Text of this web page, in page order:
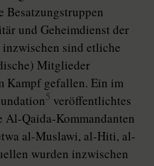
Besatzungstruppen
und Geheimdienst der
sind etliche
Mitglieder
Kampf gefallen. Ein im
5 veröffentlichtes
Al-Qaida-Kommandanten
al-Muslawi, al-Hiti, al-
wurden inzwischen